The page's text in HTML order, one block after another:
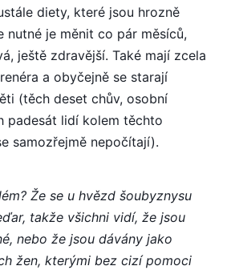
diety, které jsou hrozně
nutné je měnit co pár měsíců,
ještě zdravější. Také mají zcela
a obyčejně se starají
(těch deset chův, osobní
padesát lidí kolem těchto
samozřejmě nepočítají).
Že se u hvězd šoubyznysu
takže všichni vidí, že jsou
nebo že jsou dávány jako
žen, kterými bez cizí pomoci